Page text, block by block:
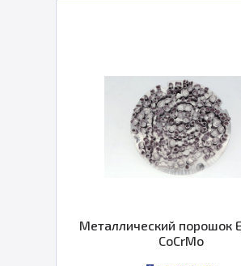
Металлический порошок
CoCrMo